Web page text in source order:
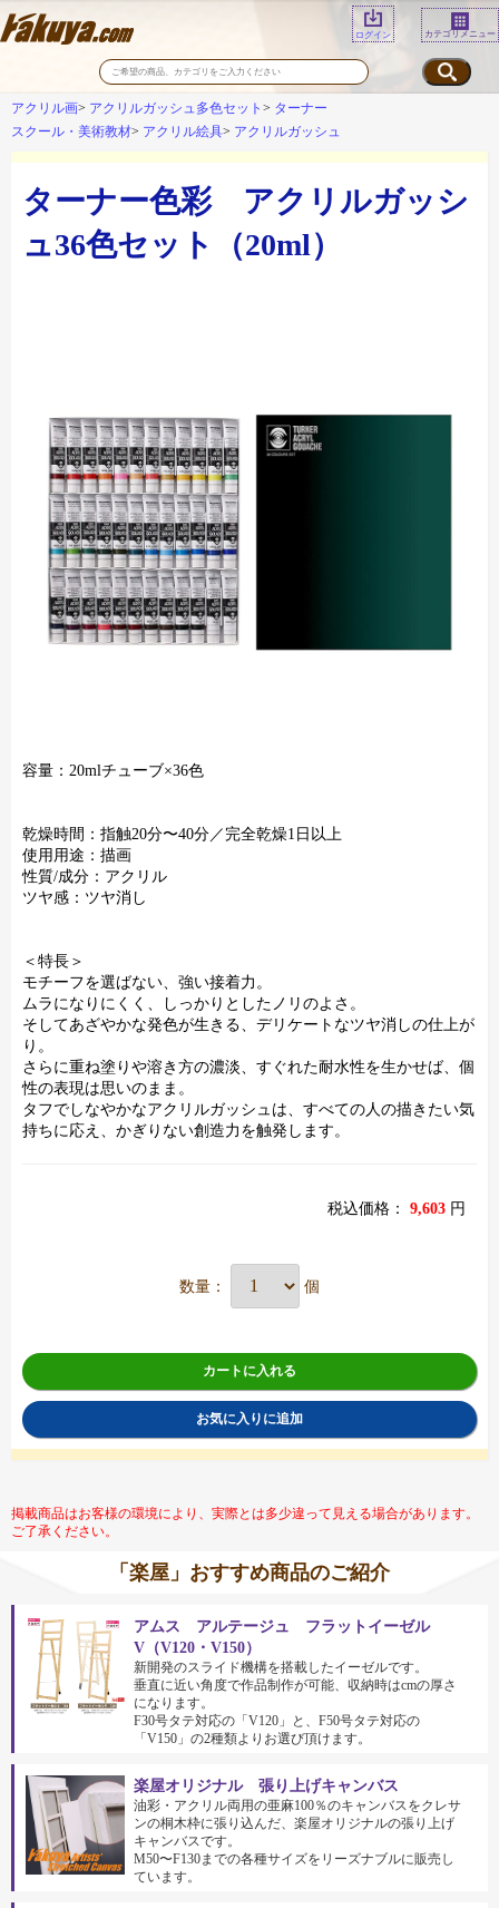
ログイン カテゴリメニュー
アクリル画 アクリルガッシュ多色セット
ターナー
スクール・美術教材
アクリル絵具 アクリルガッシュ
ターナー色彩 アクリルガッシ
ュ36色セット（20ml）
容量：20mlチューブ×36色
乾燥時間：指触20分〜40分／完全乾燥1日以上
使用用途：描画
性質/成分：アクリル
ツヤ感：ツヤ消し
＜特長＞
モチーフを選ばない、強い接着力。
ムラになりにくく、しっかりとしたノリのよさ。
そしてあざやかな発色が生きる、デリケートなツヤ消しの仕上が
り。
さらに重ね塗りや溶き方の濃淡、すぐれた耐水性を生かせば、個
性の表現は思いのまま。
タフでしなやかなアクリルガッシュは、すべての人の描きたい気
持ちに応え、かぎりない創造力を触発します。
税込価格： 9,603 円
数量： 個
カートに入れる
お気に入りに追加
掲載商品はお客様の環境により、実際とは多少違って見える場合があります。
ご了承ください。
「楽屋」おすすめ商品のご紹介
アムス アルテージュ フラットイーゼル
V（V120・V150）
新開発のスライド機構を搭載したイーゼルです。
垂直に近い角度で作品制作が可能、収納時はcmの厚さ
になります。
F30号タテ対応の「V120」と、F50号タテ対応の
「V150」の2種類よりお選び頂けます。
楽屋オリジナル 張り上げキャンバス
油彩・アクリル両用の亜麻100％のキャンバスをクレサ
ンの桐木枠に張り込んだ、楽屋オリジナルの張り上げ
キャンバスです。
M50〜F130までの各種サイズをリーズナブルに販売し
ています。